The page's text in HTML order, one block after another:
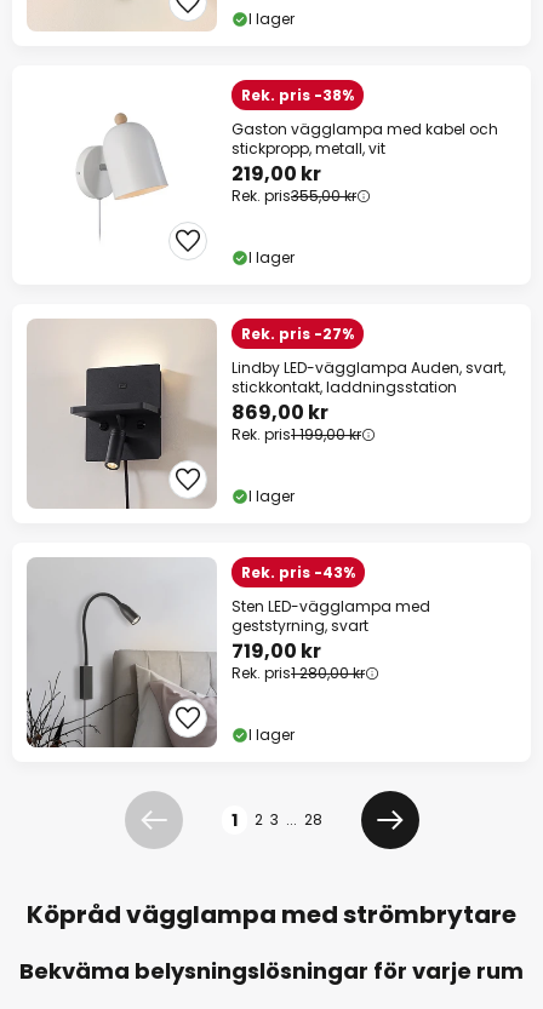
I lager
Rek. pris -38%
Gaston vägglampa med kabel och
stickpropp, metall, vit
219,00 kr
Rek. pris355,00 kr
I lager
Rek. pris -27%
Lindby LED-vägglampa Auden, svart,
stickkontakt, laddningsstation
869,00 kr
Rek. pris1 199,00 kr
I lager
Rek. pris -43%
Sten LED-vägglampa med
geststyrning, svart
719,00 kr
Rek. pris1 280,00 kr
I lager
Föregående
1 2 3 ... 28
Nästa
Köpråd vägglampa med strömbrytare
Bekväma belysningslösningar för varje rum